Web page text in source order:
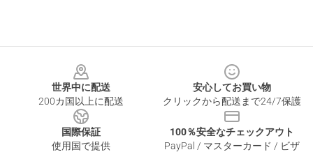
世界中に配送
200カ国以上に配送
安心してお買い物
クリックから配送まで24/7保護
国際保証
使用国で提供
100％安全なチェックアウト
PayPal / マスターカード / ビザ